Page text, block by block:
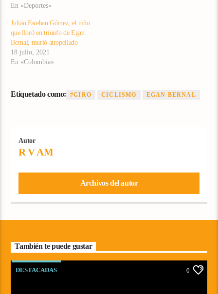
En «Deportes»
Julián Esteban Gómez, el niño
que lloró en triunfo de Egan
Bernal, murió atropellado
18 julio, 2021
En «Colombia»
Etiquetado como: #GIRO CICLISMO EGAN BERNAL
Autor
R V AM
Archivos del autor
También te puede gustar
DESTACADAS 0